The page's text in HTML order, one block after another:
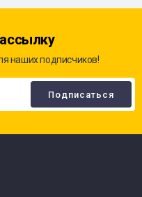
наших подписчиков!